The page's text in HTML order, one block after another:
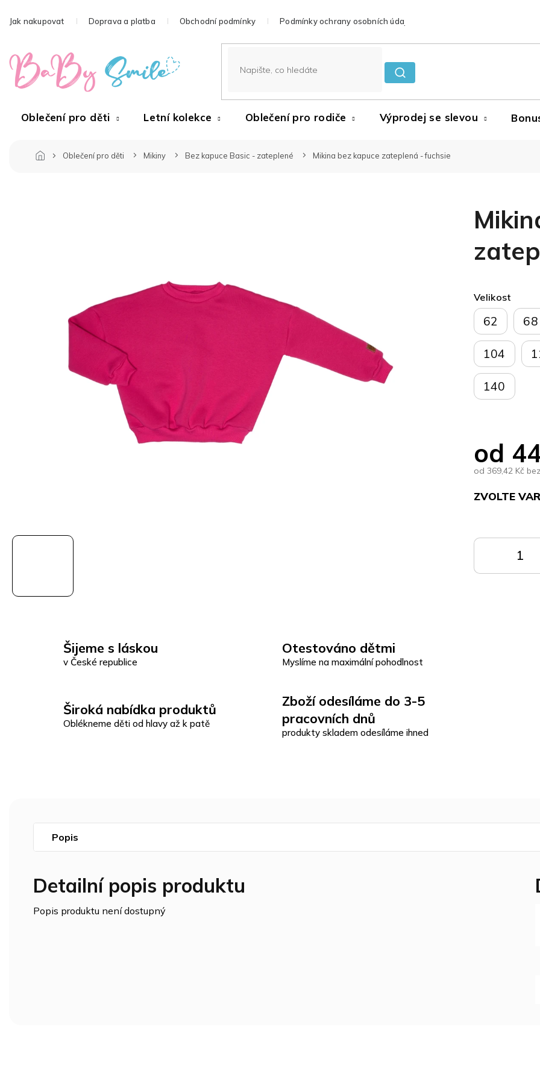
naJak nakupovat Doprava a platba Obchodní podmínky Podmínky ochrany osobních údajů
Oblečení pro děti Letní kolekce Oblečení pro rodiče Výprodej se slevou
Oblečení pro děti Mikiny Bez kapuce Basic - zateplené Mikina bez kapuce zateplená - fuchsie
Šijeme s láskou
v České republice
Otestováno dětmi
Myslíme na maximální pohodlnost
Široká nabídka produktů
Oblékneme děti od hlavy až k patě
Zboží odesíláme do 3-5
pracovních dnů
produkty skladem odesíláme ihned
od
od369,42 Kč
ZVOLTE
Velikost
62 68
104
140
Popis
Detailní popis produktu
Popis produktu není dostupný